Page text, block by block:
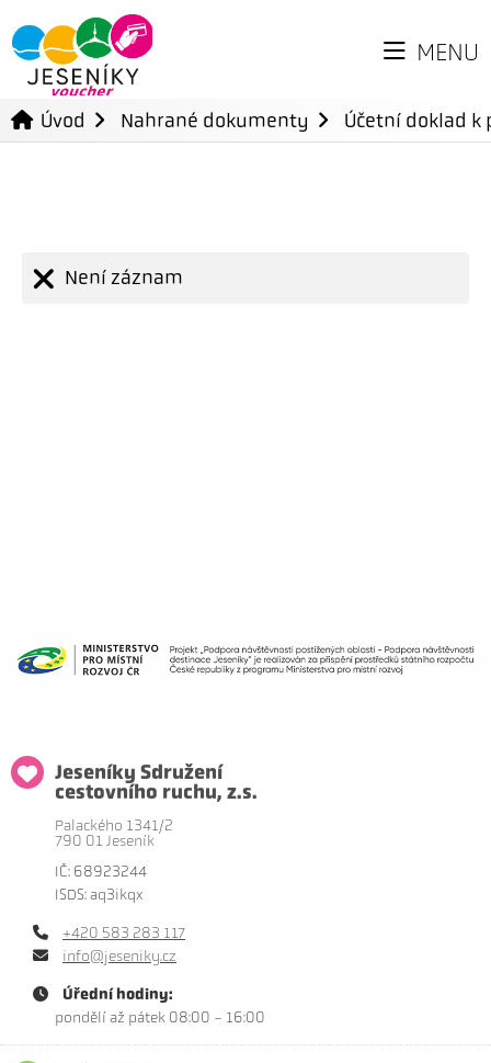
MENU
Úvod Nahrané dokumenty Účetní doklad
Není záznam
Jeseníky Sdružení
cestovního ruchu, z.s.
Palackého 1341/2
790 01 Jeseník
IČ: 68923244
ISDS: aq3ikqx
+420 583 283 117
info@jeseniky.cz
Úřední hodiny:
pondělí až pátek 08:00 - 16:00